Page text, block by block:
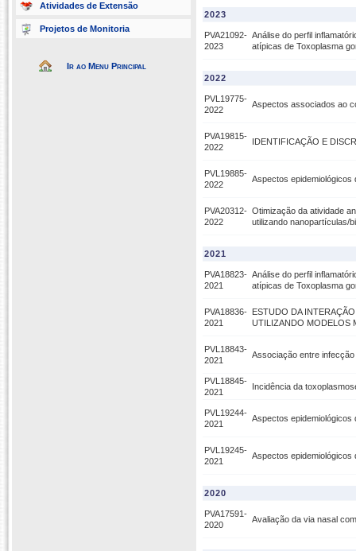
Atividades de Extensão
Projetos de Monitoria
Ir ao Menu Principal
2023
PVA21092-
2023
Análise do perfil
atípicas de Toxoplasma
2022
PVL19775-
2022
Aspectos associados ao
PVA19815-
2022
IDENTIFICAÇÃO E
PVL19885-
2022
Aspectos epidemiológicos
PVA20312-
2022
Otimização da atividade
utilizando nanopartículas/
2021
PVA18823-
2021
Análise do perfil
atípicas de Toxoplasma
PVA18836-
2021
ESTUDO DA
UTILIZANDO MODELOS
PVL18843-
2021
Associação entre
PVL18845-
2021
Incidência da
PVL19244-
2021
Aspectos epidemiológicos
PVL19245-
2021
Aspectos epidemiológicos
2020
PVA17591-
2020
Avaliação da via nasal